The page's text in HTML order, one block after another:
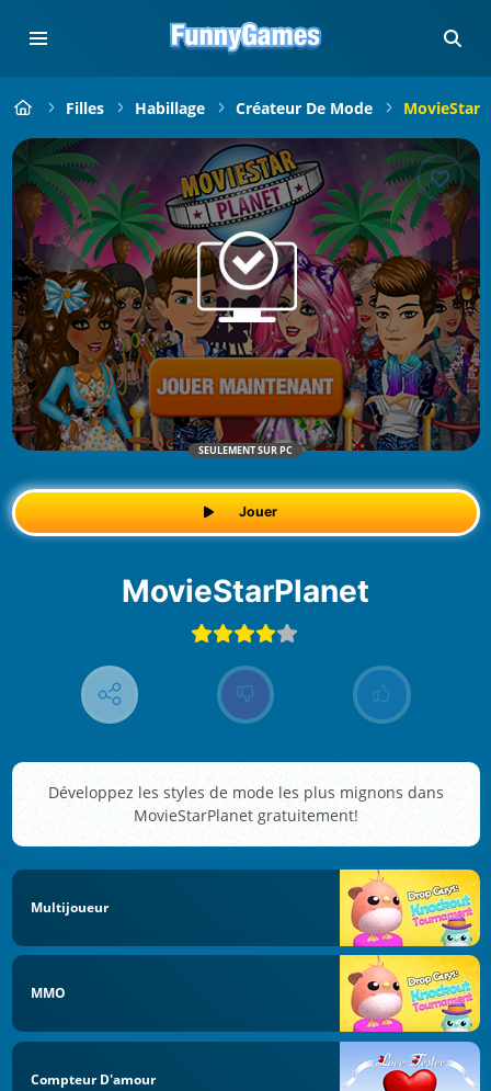
Filles Habillage Créateur De Mode
SEULEMENT SUR PC
Jouer
MovieStarPlanet
Développez les styles de mode les plus mignons dans
MovieStarPlanet gratuitement!
Multijoueur
MMO
Compteur D'amour